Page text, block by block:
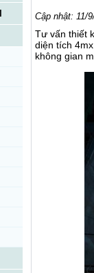
Cập nhật: 11/
Tư vấn thiết
diện tích
không gian